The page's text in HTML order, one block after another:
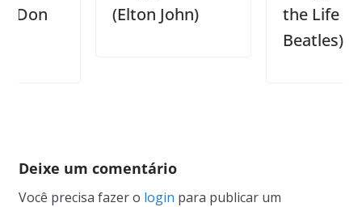
(Elton John)
the Life (The
Beatles)
Deixe um comentário
Você precisa fazer o login para publicar um